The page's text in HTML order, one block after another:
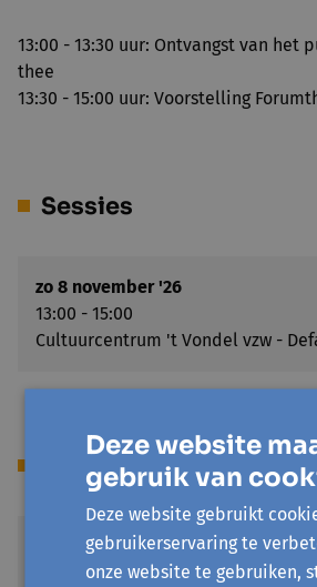
13:00 - 13:30 uur: Ontvangst van het
thee
13:30 - 15:00 uur: Voorstelling
Sessies
zo 8 november '26
13:00 - 15:00
Cultuurcentrum 't Vondel vzw -
Locatie(s)
Cultuurcentrum 't Vondel vzw
J. Possozplein 40
Deze website
gebruik van
Deze website gebruikt
gebruikerservaring te
onze website te gebruiken,